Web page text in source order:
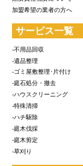
加盟希望の業者の方へ
サービス一覧
-不用品回収
-遺品整理
-ゴミ屋敷整理･片付け
-庭石処分・撤去
-ハウスクリーニング
-特殊清掃
-ハチ駆除
-庭木伐採
-庭木剪定
-草刈り